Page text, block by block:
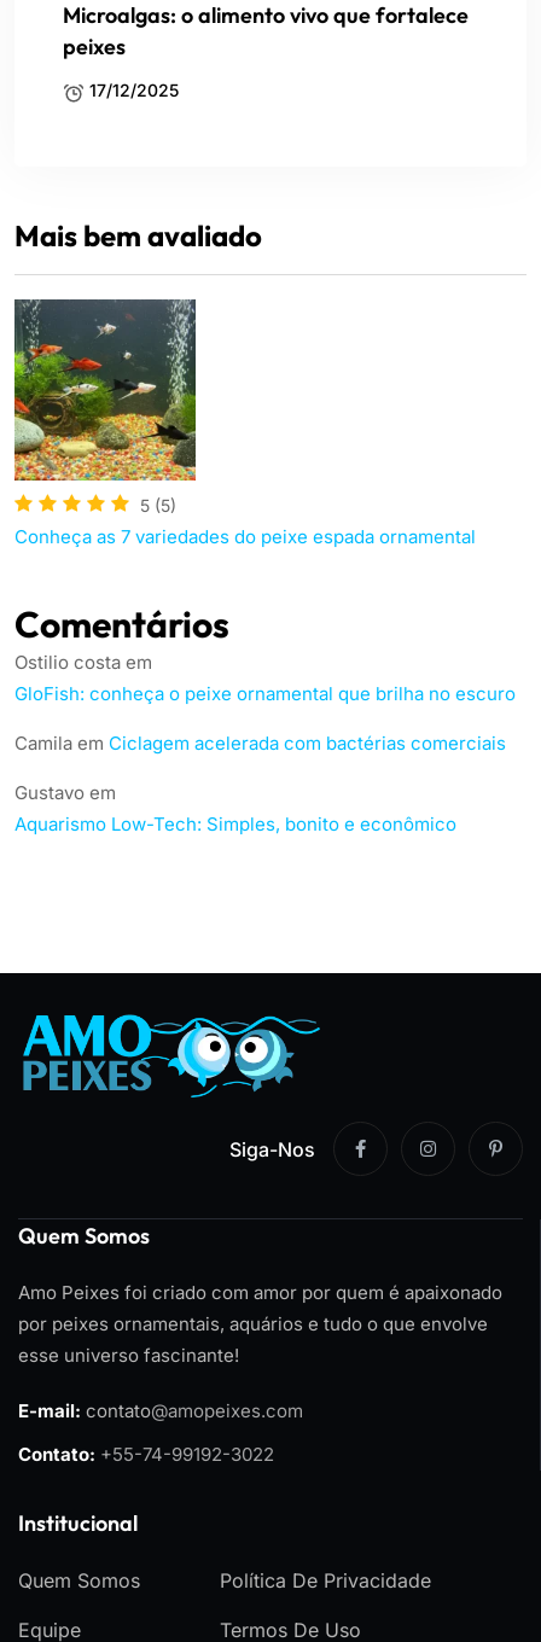
Microalgas: o alimento vivo que fortalece
peixes
17/12/2025
Mais bem avaliado
5 (5)
Conheça as 7 variedades do peixe espada ornamental
Comentários
Ostilio costa em
GloFish: conheça o peixe ornamental que brilha no escuro
Camila em Ciclagem acelerada com bactérias comerciais
Gustavo em
Aquarismo Low-Tech: Simples, bonito e econômico
Siga-Nos
Quem Somos
Amo Peixes foi criado com amor por quem é apaixonado
por peixes ornamentais, aquários e tudo o que envolve
esse universo fascinante!
E-mail: contato@amopeixes.com
Contato: +55-74-99192-3022
Institucional
Quem Somos
Equipe
Política De Privacidade
Termos De Uso